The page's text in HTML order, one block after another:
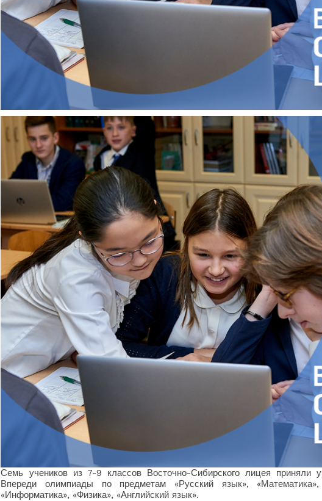
Семь учеников из 7-9 классов Восточно-Сибирского лицея приняли
Впереди олимпиады по предметам «Русский язык», «Математика»,
«Информатика», «Физика», «Английский язык».